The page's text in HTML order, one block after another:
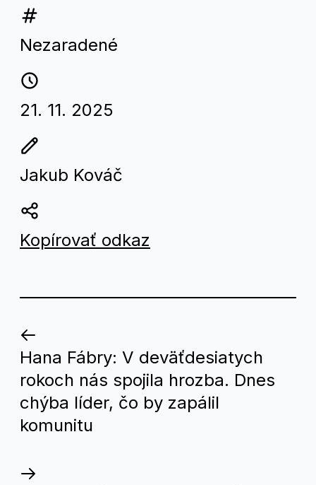
Nezaradené
21. 11. 2025
Jakub Kováč
Kopírovať odkaz
Kto
viac
číta,
viac
sa
Hana Fábry: V deväťdesiatych
rokoch nás spojila hrozba. Dnes
chýba líder, čo by zapálil
komunitu